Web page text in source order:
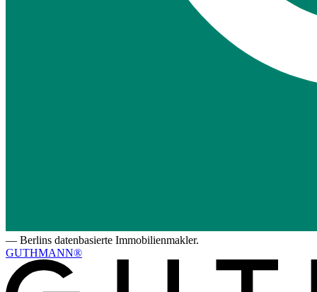
— Berlins datenbasierte Immobilienmakler.
GUTHMANN®